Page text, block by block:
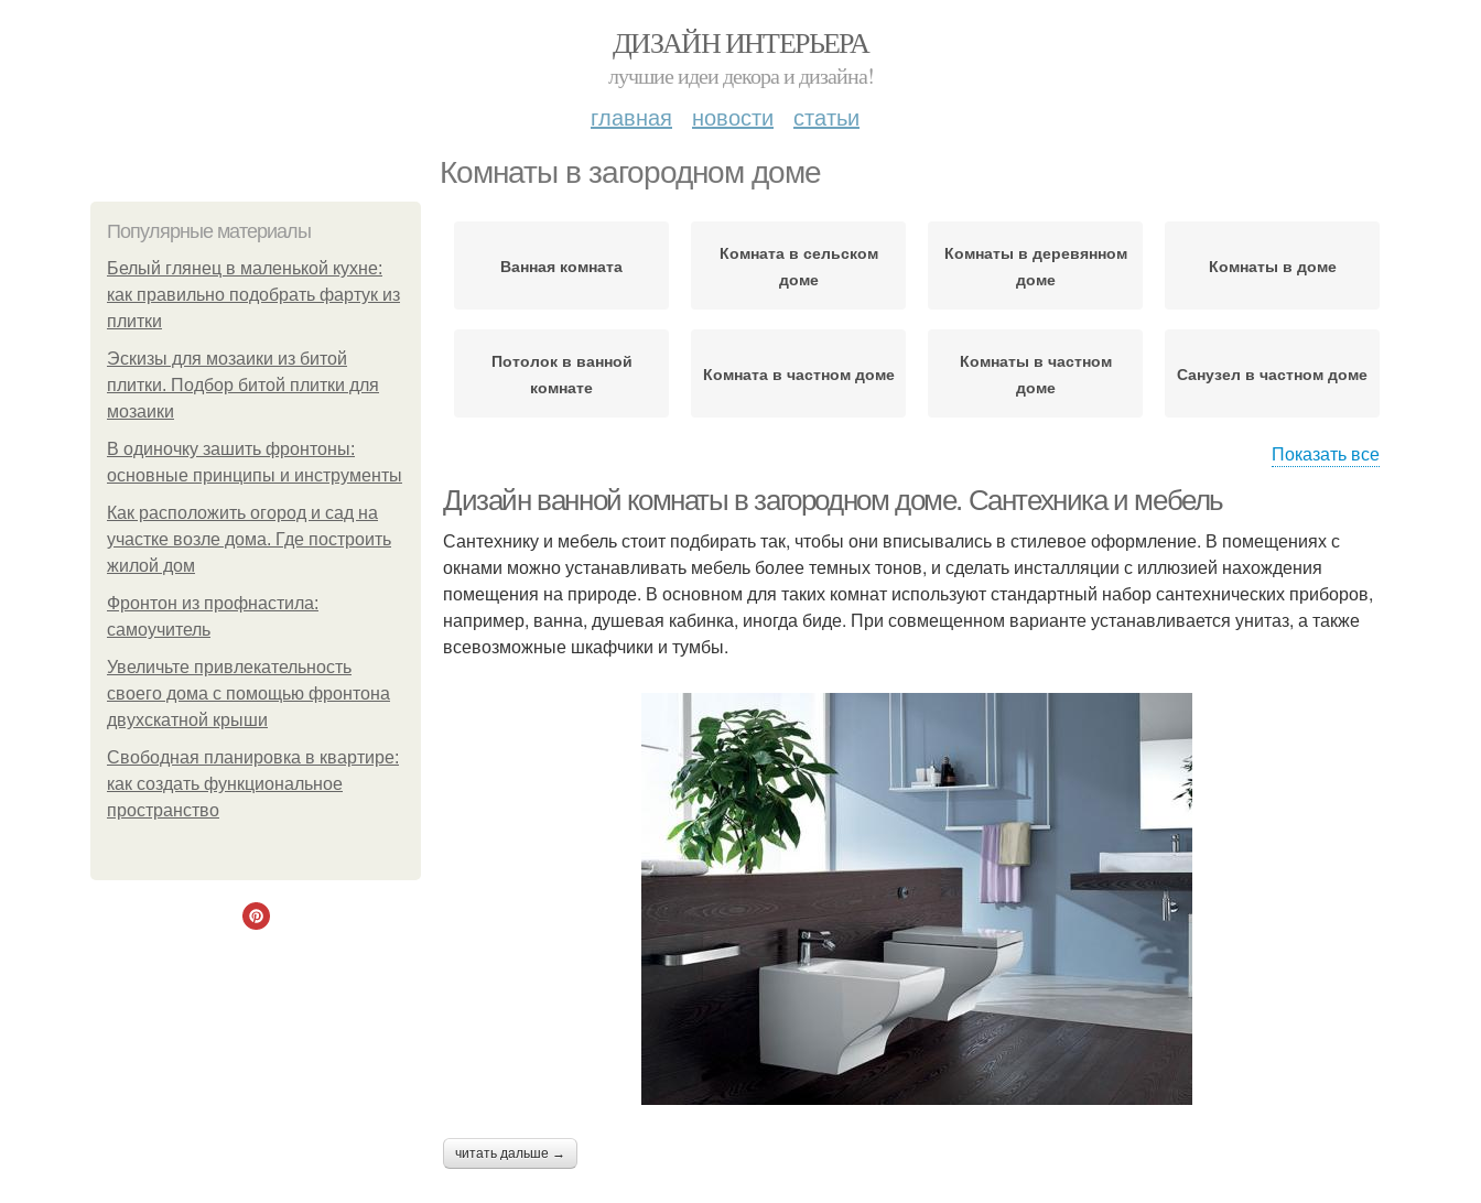
ДИЗАЙН ИНТЕРЬЕРА
лучшие идеи декора и дизайна!
главная новости статьи
Комнаты в загородном доме
Популярные материалы
Белый глянец в маленькой кухне:
как правильно подобрать фартук из
плитки
Эскизы для мозаики из битой
плитки. Подбор битой плитки для
мозаики
В одиночку зашить фронтоны:
основные принципы и инструменты
Как расположить огород и сад на
участке возле дома. Где построить
жилой дом
Фронтон из профнастила:
самоучитель
Увеличьте привлекательность
своего дома с помощью фронтона
двухскатной крыши
Свободная планировка в квартире:
как создать функциональное
пространство
Ванная комната
Комната в сельском
доме
Комнаты в деревянном
доме
Комнаты в доме
Потолок в ванной
комнате
Комната в частном доме
Комнаты в частном
доме
Санузел в частном доме
Показать все
Дизайн ванной комнаты в загородном доме. Сантехника и мебель
Сантехнику и мебель стоит подбирать так, чтобы они вписывались в стилевое оформление. В помещениях с
окнами можно устанавливать мебель более темных тонов, и сделать инсталляции с иллюзией нахождения
помещения на природе. В основном для таких комнат используют стандартный набор сантехнических приборов,
например, ванна, душевая кабинка, иногда биде. При совмещенном варианте устанавливается унитаз, а также
всевозможные шкафчики и тумбы.
читать дальше →